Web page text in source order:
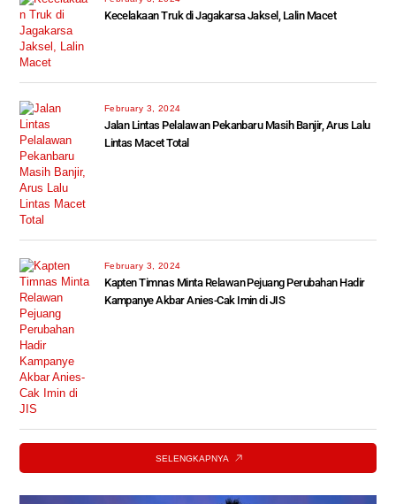
Kecelakaan Truk di Jagakarsa Jaksel, Lalin Macet
February 3, 2024
Jalan Lintas Pelalawan Pekanbaru Masih Banjir, Arus Lalu
Lintas Macet Total
February 3, 2024
Kapten Timnas Minta Relawan Pejuang Perubahan Hadir
Kampanye Akbar Anies-Cak Imin di JIS
SELENGKAPNYA